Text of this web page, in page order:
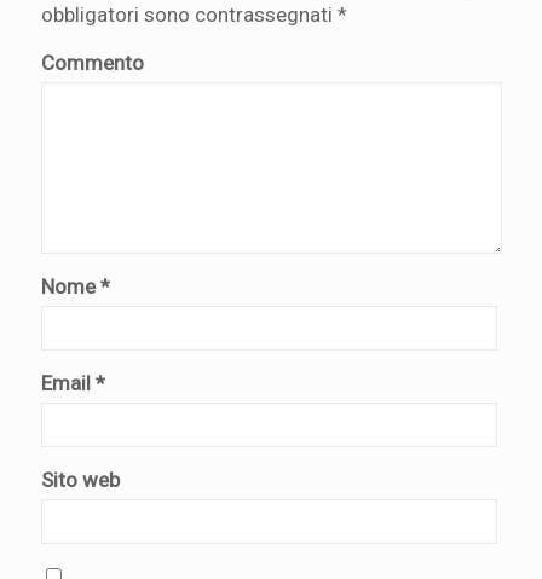
obbligatori sono contrassegnati *
Commento
Nome*
Email *
Sito web